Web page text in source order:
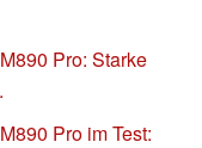
Pro: Starke
Pro im Test: